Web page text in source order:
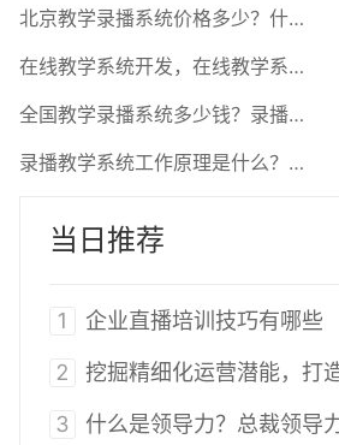
北京教学录播系统价格多少？什么是录播系统？
在线教学系统开发，在线教学系统多少钱
全国教学录播系统多少钱？录播系统设计该注意什么？
录播教学系统工作原理是什么？录播系统出现问题怎么解决？
当日推荐
1 企业直播培训技巧有哪些
2 挖掘精细化运营潜能，打造企微
3 什么是领导力？总裁领导